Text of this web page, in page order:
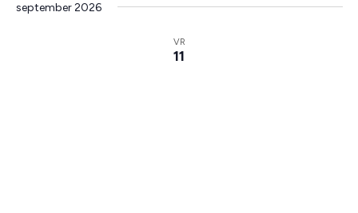
september 2026
VR
11